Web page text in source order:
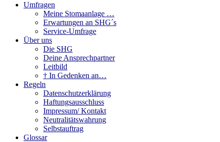
Umfragen
Meine Stomaanlage …
Erwartungen an SHG´s
Service-Umfrage
Über uns
Die SHG
Deine Ansprechpartner
Leitbild
† In Gedenken an…
Regeln
Datenschutzerklärung
Haftungsausschluss
Impressum/ Kontakt
Neutralitätswahrung
Selbstauftrag
Glossar